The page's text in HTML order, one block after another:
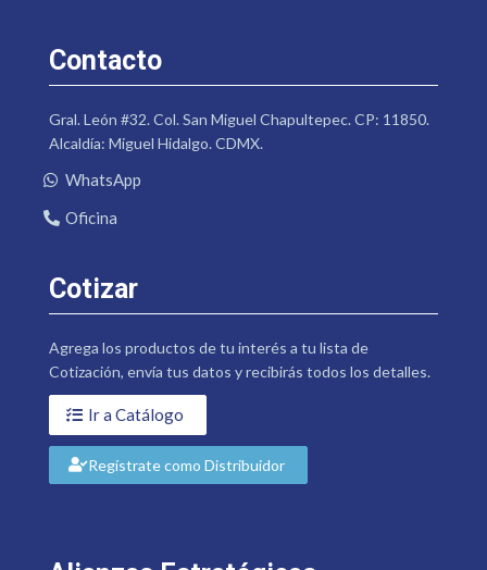
Contacto
Gral. León #32. Col. San Miguel Chapultepec. CP: 11850.
Alcaldía: Miguel Hidalgo. CDMX.
WhatsApp
Oficina
Cotizar
Agrega los productos de tu interés a tu lista de
Cotización, envía tus datos y recibirás todos los detalles.
Ir a Catálogo
Regístrate como Distribuidor